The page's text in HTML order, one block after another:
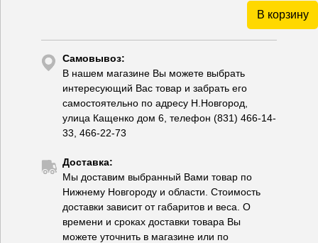
В корзину
Самовывоз:
В нашем магазине Вы можете выбрать
интересующий Вас товар и забрать его
самостоятельно по адресу Н.Новгород,
улица Кащенко дом 6, телефон (831) 466-14-
33, 466-22-73
Доставка:
Мы доставим выбранный Вами товар по
Нижнему Новгороду и области. Стоимость
доставки зависит от габаритов и веса. О
времени и сроках доставки товара Вы
можете уточнить в магазине или по